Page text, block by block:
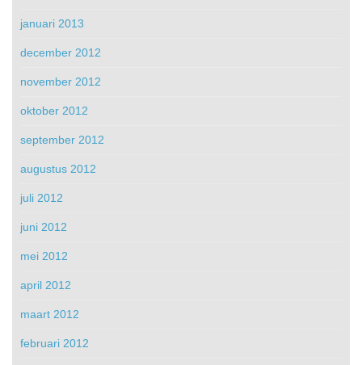
januari 2013
december 2012
november 2012
oktober 2012
september 2012
augustus 2012
juli 2012
juni 2012
mei 2012
april 2012
maart 2012
februari 2012